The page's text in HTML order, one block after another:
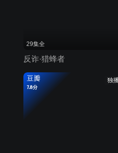
29集全
反诈·猎蜂者
独
豆瓣
7.8分